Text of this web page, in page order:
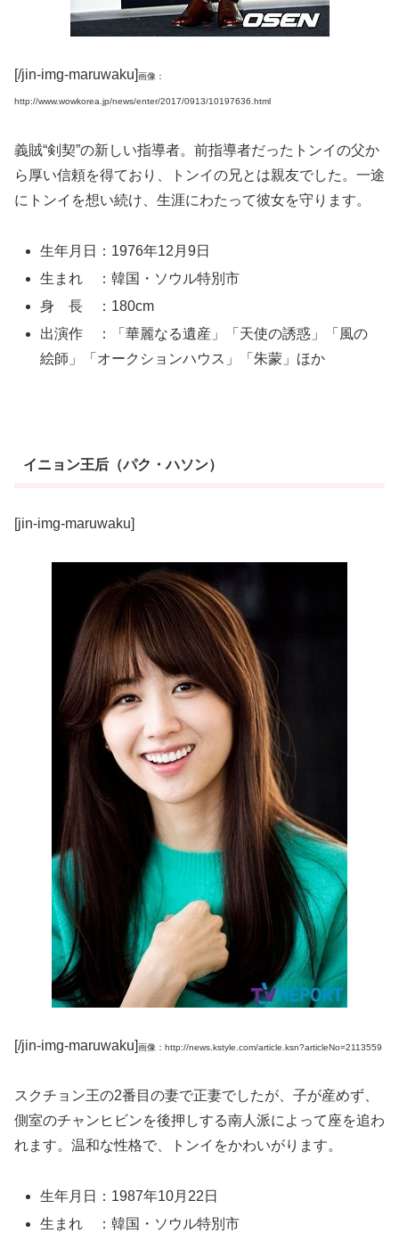
[/jin-img-maruwaku]画像：
http://www.wowkorea.jp/news/enter/2017/0913/10197636.html
義賊“剣契”の新しい指導者。前指導者だったトンイの父か
ら厚い信頼を得ており、トンイの兄とは親友でした。一途
にトンイを想い続け、生涯にわたって彼女を守ります。
生年月日：1976年12月9日
生まれ ：韓国・ソウル特別市
身 長 ：180cm
出演作 ：「華麗なる遺産」「天使の誘惑」「風の
絵師」「オークションハウス」「朱蒙」ほか
イニョン王后（パク・ハソン）
[jin-img-maruwaku]
[/jin-img-maruwaku]画像：http://news.kstyle.com/article.ksn?articleNo=2113559
スクチョン王の2番目の妻で正妻でしたが、子が産めず、
側室のチャンヒビンを後押しする南人派によって座を追わ
れます。温和な性格で、トンイをかわいがります。
生年月日：1987年10月22日
生まれ ：韓国・ソウル特別市